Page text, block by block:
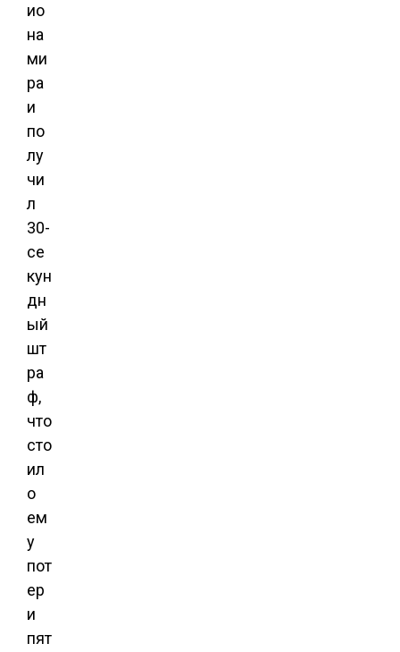
ио
на
ми
ра
и
по
лу
чи
л
30-
се
кун
дн
ый
шт
ра
ф,
что
сто
ил
о
ем
у
пот
ер
и
пят